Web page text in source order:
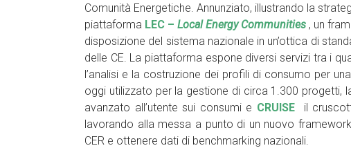
Comunità Energetiche. Annunziato, illustrando la
piattaforma LEC –Local Energy Communities , un
disposizione del sistema nazionale in un’ottica di
delle CE. La piattaforma espone diversi servizi tra i
l’analisi e la costruzione dei profili di consumo per
oggi utilizzato per la gestione di circa 1.300 progetti,
avanzato all’utente sui consumi e CRUISEil
lavorando alla messa a punto di un nuovo
CER e ottenere dati di benchmarking nazionali.